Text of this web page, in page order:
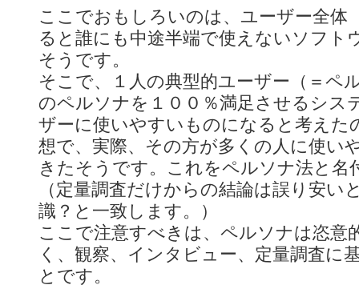
ここでおもしろいのは、ユーザー全体
ると誰にも中途半端で使えないソフト
そうです。
そこで、１人の典型的ユーザー（＝ペ
のペルソナを１００％満足させるシス
ザーに使いやすいものになると考えた
想で、実際、その方が多くの人に使い
きたそうです。これをペルソナ法と名
（定量調査だけからの結論は誤り安い
識？と一致します。）
ここで注意すべきは、ペルソナは恣意
く、観察、インタビュー、定量調査に
とです。